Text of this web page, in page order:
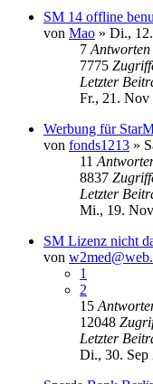
SM 14 offline
von Mao » Di.,
7 Antworten
7775
Letzter
Fr., 21. Nov
Werbung für
von fonds1213 »
11
8837
Letzter
Mi., 19.
SM Lizenz nicht
von
1
2
15
12048
Letzter
Di., 30. Sep